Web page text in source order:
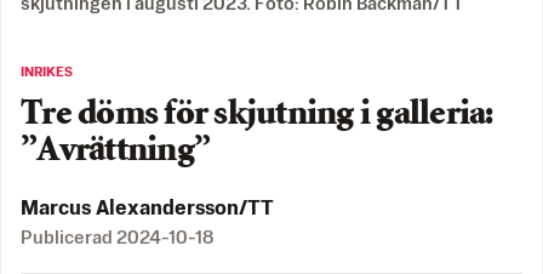
skjutningen i augusti 2023. Foto: Robin Bäckman/TT
INRIKES
Tre döms för skjutning i galleria:
”Avrättning”
Marcus Alexandersson/TT
Publicerad 2024-10-18